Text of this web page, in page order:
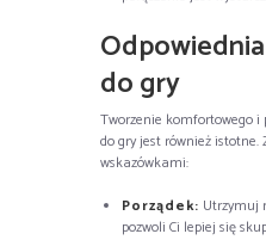
do gry
Tworzenie komfortowego i
do gry jest również
wskazówkami:
Porządek: Utrzymuj
pozwoli Ci lepiej się